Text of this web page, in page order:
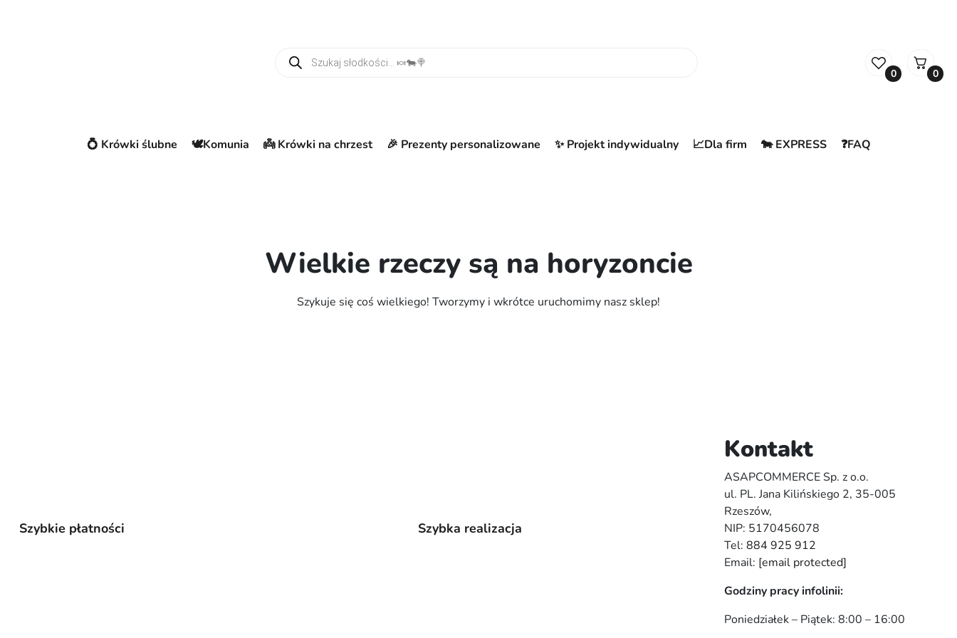
0 0
💍 Krówki ślubne 🕊️Komunia 👼 Krówki na chrzest 🎉 Prezenty personalizowane ✨ Projekt indywidualny 📈Dla firm 🐄 EXPRESS ❓FAQ
Wielkie rzeczy są na horyzoncie
Szykuje się coś wielkiego! Tworzymy i wkrótce uruchomimy nasz sklep!
Szybkie płatności Szybka realizacja
Kontakt
ASAPCOMMERCE Sp. z o.o.
ul. PL. Jana Kilińskiego 2, 35-005
Rzeszów,
NIP: 5170456078
Tel: 884 925 912
Email: [email protected]
Godziny pracy infolinii:
Poniedziałek – Piątek: 8:00 – 16:00